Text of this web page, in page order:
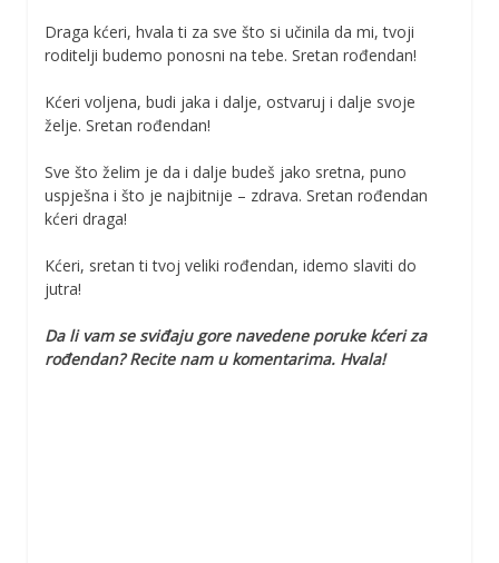
Draga kćeri, hvala ti za sve što si učinila da mi, tvoji
roditelji budemo ponosni na tebe. Sretan rođendan!
Kćeri voljena, budi jaka i dalje, ostvaruj i dalje svoje
želje. Sretan rođendan!
Sve što želim je da i dalje budeš jako sretna, puno
uspješna i što je najbitnije – zdrava. Sretan rođendan
kćeri draga!
Kćeri, sretan ti tvoj veliki rođendan, idemo slaviti do
jutra!
Da li vam se sviđaju gore navedene poruke kćeri za
rođendan? Recite nam u komentarima. Hvala!